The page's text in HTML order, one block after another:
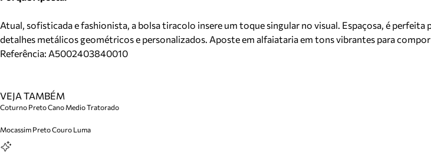
Atual, sofisticada e fashionista, a bolsa tiracolo insere um toque singular no visual. Espaçosa, é
detalhes metálicos geométricos e personalizados. Aposte em alfaiataria em tons vibrantes para compor
Referência: A5002403840010
VEJA TAMBÉM
Coturno Preto Cano Medio Tratorado
Mocassim Preto Couro Luma